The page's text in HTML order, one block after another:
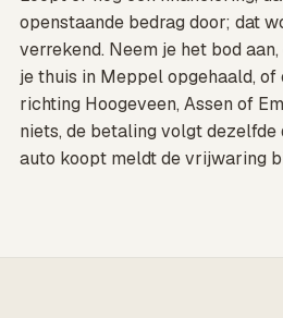
openstaande bedrag door; dat
verrekend. Neem je het bod
je thuis in Meppel opgehaald, of
richting Hoogeveen, Assen of
niets, de betaling volgt dezelfde
auto koopt meldt de vrijwaring